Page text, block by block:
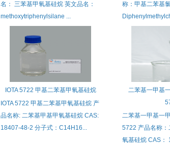
名： 三苯基甲氧基硅烷 英文品名：
methoxytriphenylsilane ...
称：甲基二苯基
IOTA 5722 甲基二苯基甲氧基硅烷
IOTA 5722 甲基二苯基甲氧基硅烷 产
品名称: 二苯基甲基甲氧基硅烷 CAS:
18407-48-2 分子式：C14H16...
二苯基一甲基
二苯基一甲基一
5722 产品名称：
氧基硅烷 CAS：